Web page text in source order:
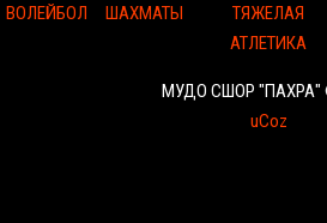
ВОЛЕЙБОЛ ШАХМАТЫ
ТЯЖЕЛАЯ
АТЛЕТИКА
МУДО СШОР "ПАХРА"
uCoz